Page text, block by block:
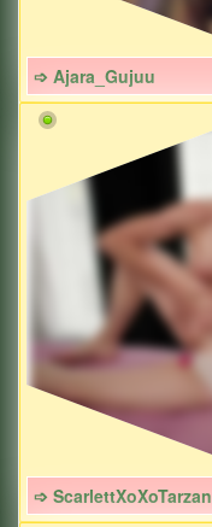
➩ Ajara_Gujuu
➩ ScarlettXoXoTarzan